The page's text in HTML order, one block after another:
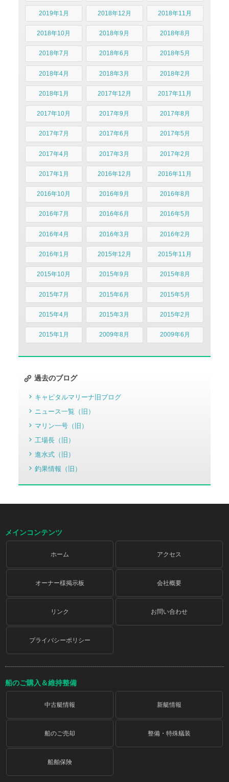
2019年1月 2018年12月 2018年11月
2018年10月 2018年9月 2018年8月
2018年7月 2018年6月 2018年5月
2018年4月 2018年3月 2018年2月
2018年1月 2017年12月 2017年11月
2017年10月 2017年9月 2017年8月
2017年7月 2017年6月 2017年5月
2017年4月 2017年3月 2017年2月
2017年1月 2016年12月 2016年11月
2016年10月 2016年9月 2016年8月
2016年7月 2016年6月 2016年5月
2016年4月 2016年3月 2016年2月
2016年1月 2015年12月 2015年11月
2015年10月 2015年9月 2015年8月
2015年7月 2015年6月 2015年5月
2015年4月 2015年3月 2015年2月
2015年1月 2009年8月 2009年6月
過去のブログ
キャピタルマリーナ旧ブログ
ニュース一覧（旧）
マリン一号（旧）
工場長（旧）
進水式（旧）
釣果情報（旧）
メインコンテンツ
ホーム アクセス
オーナー様掲示板 会社概要
リンク お問い合わせ
プライバシーポリシー
船のご購入＆維持整備
中古艇情報 新艇情報
船のご売却 整備・特殊艤装
船舶保険